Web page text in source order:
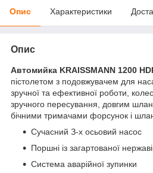
Опис Характеристики
Опис
Автомийка KRAISSMANN 1200
пістолетом з подовжувачем для
зручної та ефективної роботи,
зручного пересування, довгим
бічними тримачами форсунок і
Сучасний З-х осьовий насос
Поршні із загартованої
Система аварійної зупинки